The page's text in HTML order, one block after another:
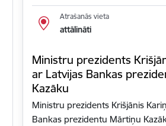
Atrašanās vieta
attālināti
Ministru prezidents
ar Latvijas Bankas
Kazāku
Ministru prezidents Krišjānis
Bankas prezidentu Mārtiņu